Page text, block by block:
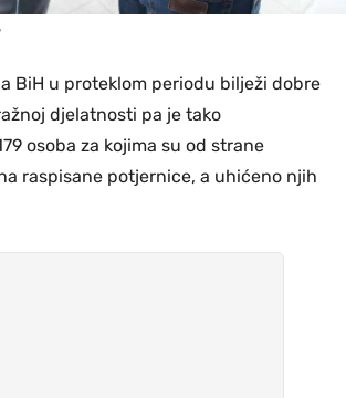
BiH u proteklom periodu bilježi dobre
djelatnosti pa je tako
osoba za kojima su od strane
raspisane potjernice, a uhićeno njih